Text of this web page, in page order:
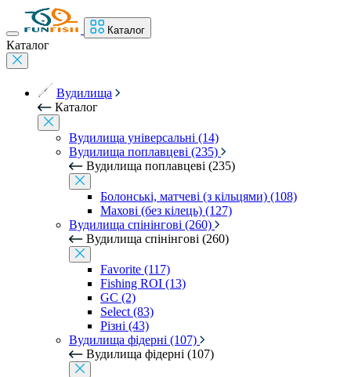
Каталог
Каталог
Вудилища
Каталог
Вудилища універсальні (14)
Вудилища поплавцеві (235)
Вудилища поплавцеві (235)
Болонські, матчеві (з кільцями) (108)
Махові (без кілець) (127)
Вудилища спінінгові (260)
Вудилища спінінгові (260)
Favorite (117)
Fishing ROI (13)
GC (2)
Select (83)
Різні (43)
Вудилища фідерні (107)
Вудилища фідерні (107)